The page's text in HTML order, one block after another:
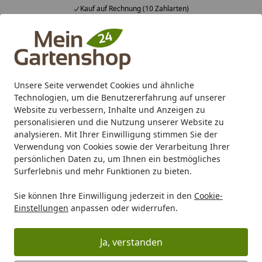
Unsere Seite verwendet Cookies und ähnliche
Technologien, um die Benutzererfahrung auf unserer
Website zu verbessern, Inhalte und Anzeigen zu
personalisieren und die Nutzung unserer Website zu
analysieren. Mit Ihrer Einwilligung stimmen Sie der
Verwendung von Cookies sowie der Verarbeitung Ihrer
persönlichen Daten zu, um Ihnen ein bestmögliches
Surferlebnis und mehr Funktionen zu bieten.
Sie können Ihre Einwilligung jederzeit in den Cookie-
Einstellungen anpassen oder widerrufen.
Ja, verstanden
Fachberatung & individuelle Angebote
Alle Produkte
Mein Konto
Suchen
Karibu Pools inkl. gratis Sandfilteranlage & Pool-
Starterset (Gesamtwert bis 468,99€)
Startseite
Marken Palmako
Palmako
Palmako ist in Estland der führende Hersteller und
Exporteur von Gartenhäusern und Leimholzprodukten.
Die Marke bietet Ihnen ein Angebot, das keine Wünsche
im Bereich Holzbauten im Garten offenlässt. Dabei
überzeugen die Produkte durch ihre Variabilität: Sowohl